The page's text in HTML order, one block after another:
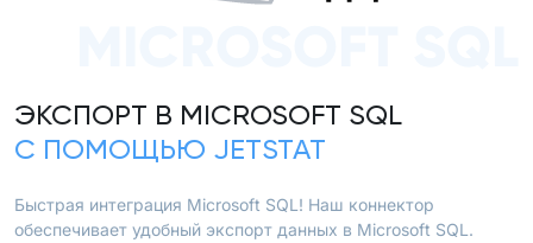
ЭКСПОРТ В MICROSOFT SQL
С ПОМОЩЬЮ JETSTAT
Быстрая интеграция Microsoft SQL! Наш коннектор
обеспечивает удобный экспорт данных в Microsoft SQL.